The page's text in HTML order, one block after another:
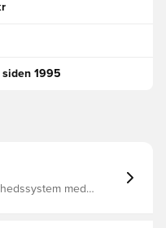
1995
med